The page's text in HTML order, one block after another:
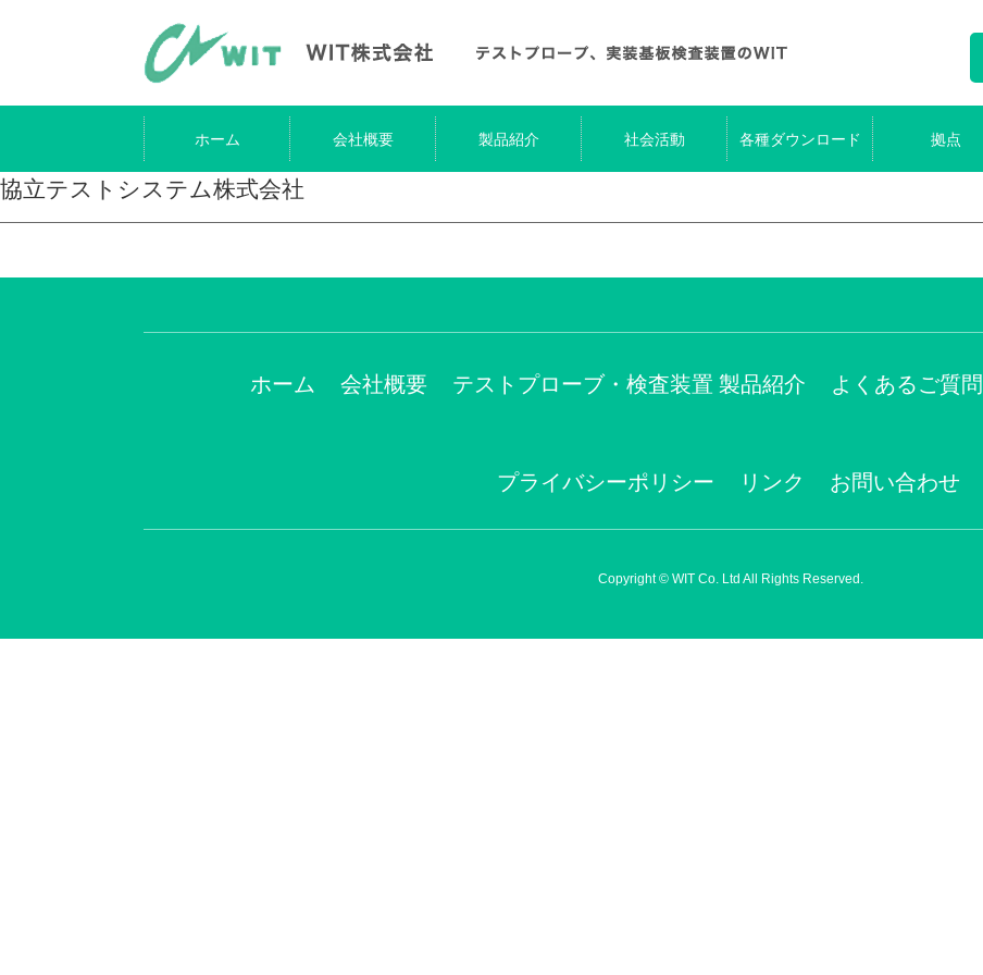
ホーム 会社概要 製品紹介 社会活動 各種ダウンロード 拠点
協立テストシステム株式会社
ホーム 会社概要 テストプローブ・検査装置 製品紹介 よくあるご質問
プライバシーポリシー リンク お問い合わせ
Copyright © WIT Co. Ltd All Rights Reserved.